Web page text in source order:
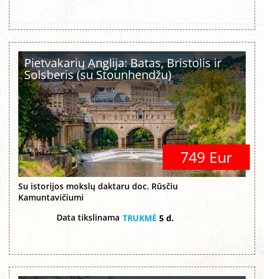
Pietvakarių Anglija: Batas, Bristolis ir
Solsberis (su Stounhendžu)
749 Eur
Su istorijos mokslų daktaru doc. Rūsčiu
Kamuntavičiumi
Data tikslinama TRUKMĖ 5 d.